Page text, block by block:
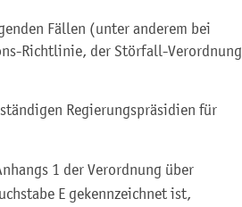
Fällen (unter anderem bei
Richtlinie, der Störfall-Verordnung
Regierungspräsidien für
1 der Verordnung über
E gekennzeichnet ist,